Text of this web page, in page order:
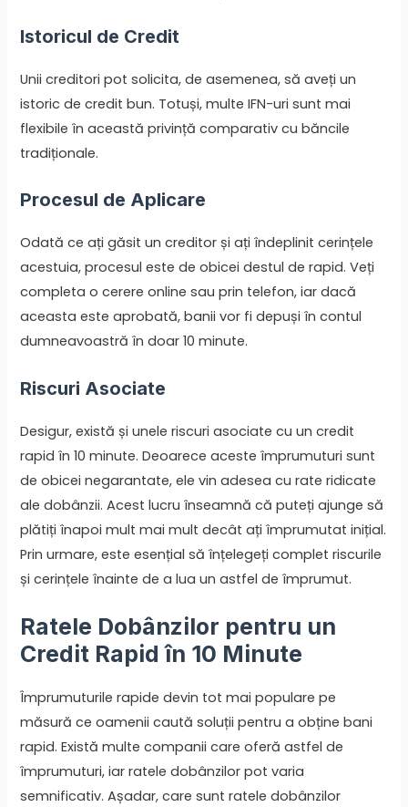
Istoricul de Credit
Unii creditori pot solicita, de asemenea, să aveți un
istoric de credit bun. Totuși, multe IFN-uri sunt mai
flexibile în această privință comparativ cu băncile
tradiționale.
Procesul de Aplicare
Odată ce ați găsit un creditor și ați îndeplinit cerințele
acestuia, procesul este de obicei destul de rapid. Veți
completa o cerere online sau prin telefon, iar dacă
aceasta este aprobată, banii vor fi depuși în contul
dumneavoastră în doar 10 minute.
Riscuri Asociate
Desigur, există și unele riscuri asociate cu un credit
rapid în 10 minute. Deoarece aceste împrumuturi sunt
de obicei negarantate, ele vin adesea cu rate ridicate
ale dobânzii. Acest lucru înseamnă că puteți ajunge să
plătiți înapoi mult mai mult decât ați împrumutat inițial.
Prin urmare, este esențial să înțelegeți complet riscurile
și cerințele înainte de a lua un astfel de împrumut.
Ratele Dobânzilor pentru un
Credit Rapid în 10 Minute
Împrumuturile rapide devin tot mai populare pe
măsură ce oamenii caută soluții pentru a obține bani
rapid. Există multe companii care oferă astfel de
împrumuturi, iar ratele dobânzilor pot varia
semnificativ. Așadar, care sunt ratele dobânzilor